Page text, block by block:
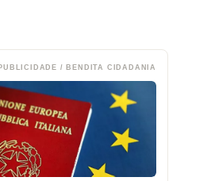
PUBLICIDADE / BENDITA CIDADANIA